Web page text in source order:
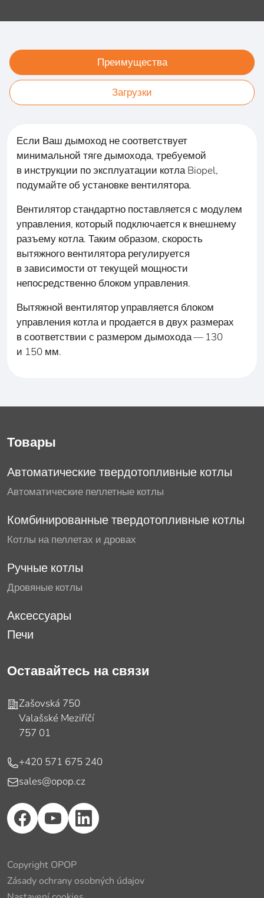
Преимущества
Загрузки
Если Ваш дымоход не соответствует
минимальной тяге дымохода, требуемой
в инструкции по эксплуатации котла Biopel,
подумайте об установке вентилятора.
Вентилятор стандартно поставляется с модулем
управления, который подключается к внешнему
разъему котла. Таким образом, скорость
вытяжного вентилятора регулируется
в зависимости от текущей мощности
непосредственно блоком управления.
Вытяжной вентилятор управляется блоком
управления котла и продается в двух размерах
в соответствии с размером дымохода — 130
и 150 мм.
Товары
Автоматические твердотопливные котлы
Автоматические пеллетные котлы
Комбинированные твердотопливные котлы
Котлы на пеллетах и дровах
Ручные котлы
Дровяные котлы
Аксессуары
Печи
Оставайтесь на связи
Адрес
Zašovská 750
Valašské Meziříčí
757 01
Телефон
+420 571 675 240
E-mail
sales@opop.cz
Copyright OPOP
Zásady ochrany osobných údajov